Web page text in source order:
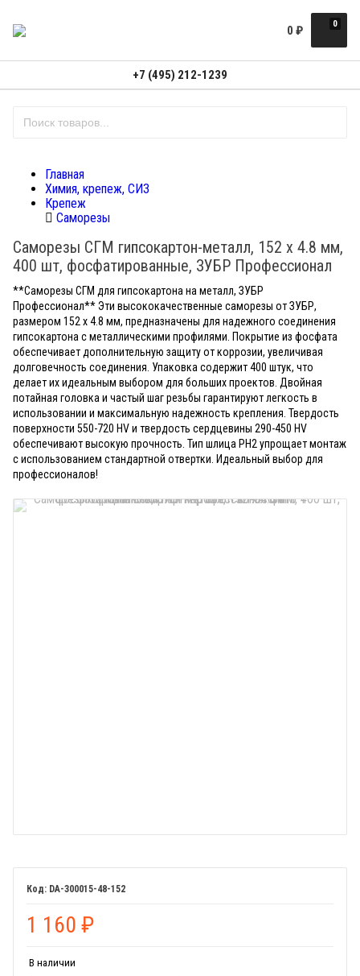
0
0 ₽
+7 (495) 212-1239
Главная
Химия, крепеж, СИЗ
Крепеж
Саморезы
Саморезы СГМ гипсокартон-металл, 152 х 4.8 мм,
400 шт, фосфатированные, ЗУБР Профессионал
**Саморезы СГМ для гипсокартона на металл, ЗУБР
Профессионал** Эти высококачественные саморезы от ЗУБР,
размером 152 x 4.8 мм, предназначены для надежного соединения
гипсокартона с металлическими профилями. Покрытие из фосфата
обеспечивает дополнительную защиту от коррозии, увеличивая
долговечность соединения. Упаковка содержит 400 штук, что
делает их идеальным выбором для больших проектов. Двойная
потайная головка и частый шаг резьбы гарантируют легкость в
использовании и максимальную надежность крепления. Твердость
поверхности 550-720 HV и твердость сердцевины 290-450 HV
обеспечивают высокую прочность. Тип шлица PH2 упрощает монтаж
с использованием стандартной отвертки. Идеальный выбор для
профессионалов!
DA-300015-48-152
1 160 ₽
В наличии